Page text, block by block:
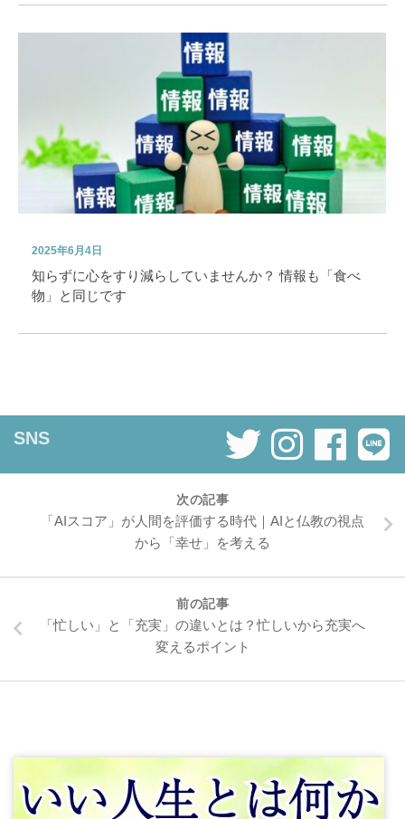
2025年6月4日
知らずに心をすり減らしていませんか？ 情報も「食べ
物」と同じです
SNS
次の記事
「AIスコア」が人間を評価する時代｜AIと仏教の視点
から「幸せ」を考える
前の記事
「忙しい」と「充実」の違いとは？忙しいから充実へ
変えるポイント